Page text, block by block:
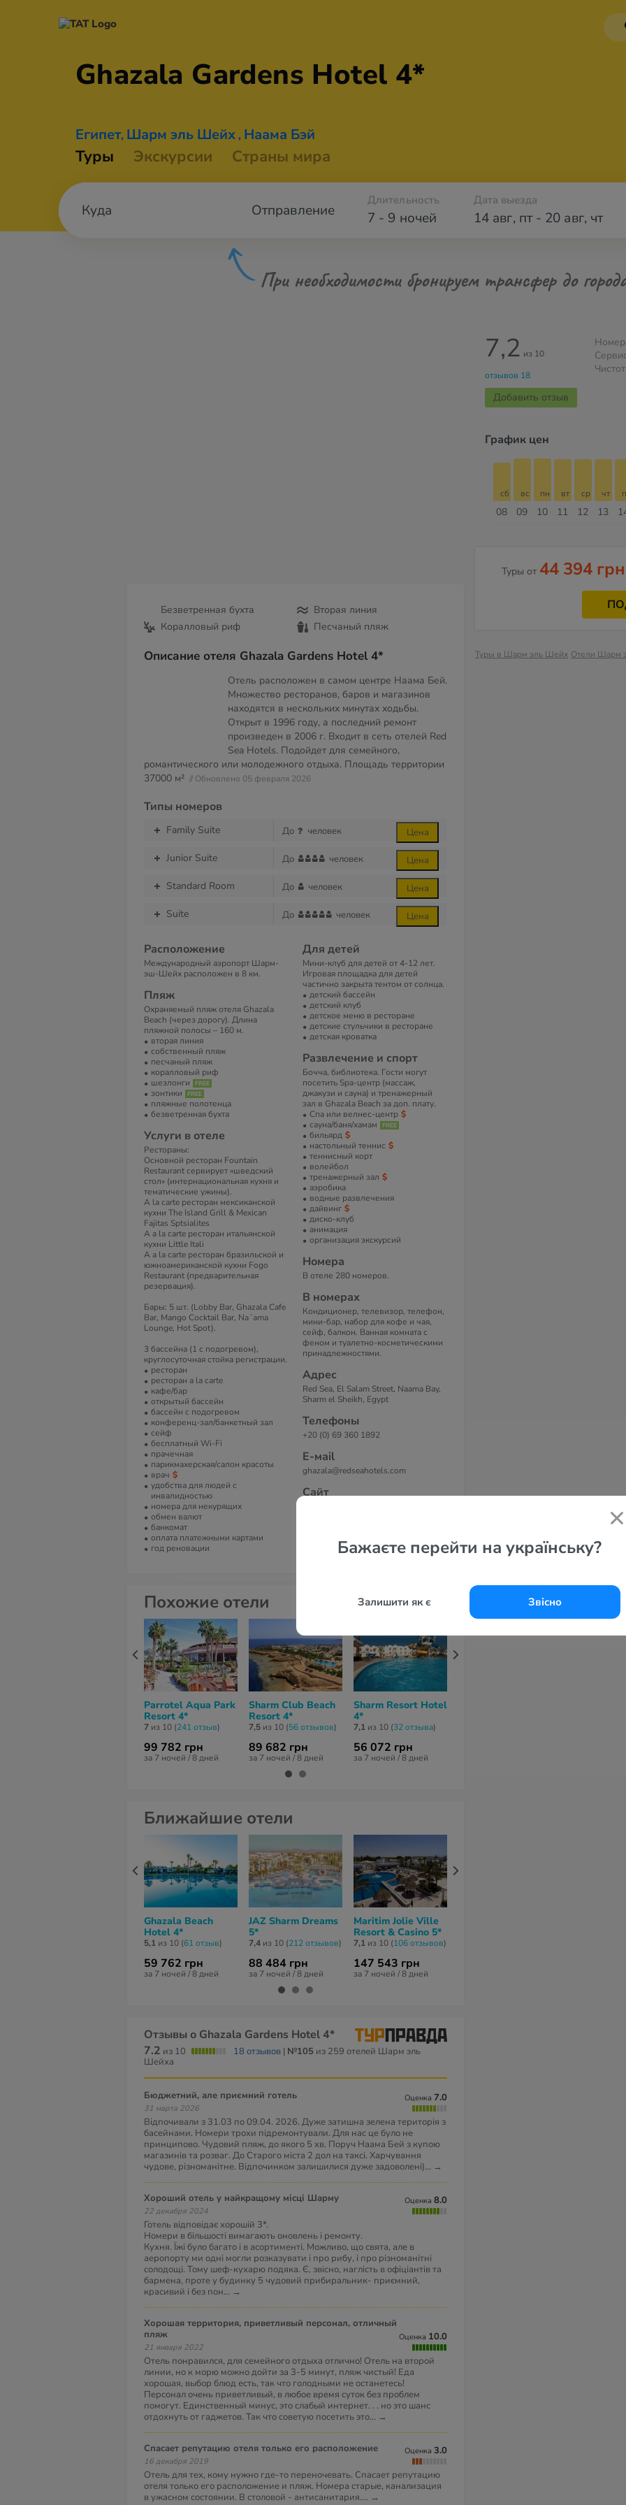
Бажаєте перейти на українську?
Залишити як є Звісно
Ghazala Gardens Hotel 4*
Египет, Шарм эль Шейх , Наама Бэй
Туры Экскурсии Страны мира
Отправление 7 - 9 ночей
Длительность Дата выезда
14 авг, пт- 20 авг, чт
При необходимости бронируем трансфер до
Безветренная бухта
Вторая линия
Коралловый риф
Песчаный пляж
Описание отеля Ghazala Gardens Hotel 4*
Отель расположен в самом центре Наама Бей.
Множество ресторанов, баров и магазинов
находятся в нескольких минутах ходьбы.
Открыт в 1996 году, а последний ремонт
произведен в 2006 г. Входит в сеть отелей Red
Sea Hotels. Подойдет для семейного,
романтического или молодежного отдыха. Площадь территории
37000 м² // Обновлено 05 февраля 2026
Типы номеров
Family Suite До человек Цена
Junior Suite До человек Цена
Standard Room До человек Цена
Suite До человек Цена
Расположение
Международный аэропорт Шарм-
эш-Шейх расположен в 8 км.
Пляж
Охраняемый пляж отеля Ghazala
Beach (через дорогу). Длина
пляжной полосы – 160 м.
вторая линия
собственный пляж
песчаный пляж
коралловый риф
шезлонги
зонтики
пляжные полотенца
безветренная бухта
Услуги в отеле
Рестораны:
Основной ресторан Fountain
Restaurant сервирует «шведский
стол» (интернациональная кухня и
тематические ужины).
A la carte ресторан мексиканской
кухни The Island Grill & Mexican
Fajitas Sptsialites
A a la carte ресторан итальянской
кухни Little Itali
A a la carte ресторан бразильской и
южноамериканской кухни Fogo
Restaurant (предварительная
резервация).
Бары: 5 шт. (Lobby Bar, Ghazala Cafe
Bar, Mango Cocktail Bar, Na´ama
Lounge, Hot Spot).
3 бассейна (1 с подогревом),
круглосуточная стойка регистрации.
ресторан
ресторан a la carte
кафе/бар
открытый бассейн
бассейн с подогревом
конференц-зал/банкетный зал
сейф
бесплатный Wi-Fi
прачечная
парикмахерская/салон красоты
врач
удобства для людей с
инвалидностью
номера для некурящих
обмен валют
банкомат
оплата платежными картами
год реновации
Для детей
Мини-клуб для детей от 4-12 лет.
Игровая площадка для детей
частично закрыта тентом от солнца.
детский бассейн
детский клуб
детское меню в ресторане
детские стульчики в ресторане
детская кроватка
Развлечение и спорт
Бочча, библиотека. Гости могут
посетить Spa-центр (массаж,
джакузи и сауна) и тренажерный
зал в Ghazala Beach за доп. плату.
Спа или велнес-центр
сауна/баня/хамам
бильярд
настольный теннис
теннисный корт
волейбол
тренажерный зал
аэробика
водные развлечения
дайвинг
диско-клуб
анимация
организация экскурсий
Номера
В отеле 280 номеров.
В номерах
Кондиционер, телевизор, телефон,
мини-бар, набор для кофе и чая,
сейф, балкон. Ванная комната с
феном и туалетно-косметическими
принадлежностями.
Адрес
Red Sea, El Salam Street, Naama Bay,
Sharm el Sheikh, Egypt
Телефоны
+20 (0) 69 360 1892
Е-маil
ghazala@redseahotels.com
Сайт
7,2 из 10
отзывов 18
Добавить отзыв
График цен
08
сб
09
вс
10
пн
11
вт
12
ср
13
чт
Туры от 44 394 грн
Туры в Шарм эль Шейх Отели Шарм
Похожие отели
Parrotel Aqua Park
Resort 4*
7 из 10 (241 отзыв)
99 782 грн
за 7 ночей / 8 дней
Sharm Club Beach
Resort 4*
7,5 из 10 (56 отзывов)
89 682 грн
за 7 ночей / 8 дней
Sharm Resort Hotel
4*
7,1 из 10 (32 отзывa)
56 072 грн
за 7 ночей / 8 дней
Ближайшие отели
Ghazala Beach
Hotel 4*
5,1 из 10 (61 отзыв)
59 762 грн
за 7 ночей / 8 дней
JAZ Sharm Dreams
5*
7,4 из 10 (212 отзывов)
88 484 грн
за 7 ночей / 8 дней
Maritim Jolie Ville
Resort & Casino 5*
7,1 из 10 (106 отзывов)
147 543 грн
за 7 ночей / 8 дней
Отзывы о Ghazala Gardens Hotel 4*
7.2 из 10 18 отзывов | №105 из 259 отелей Шарм эль
Шейха
Бюджетний, але приємний готель
31 марта 2026
Оценка
7.0
Відпочивали з 31.03 по 09.04. 2026. Дуже затишна зелена територія з
басейнами. Номери трохи підремонтували. Для нас це було не
принципово. Чудовий пляж, до якого 5 хв. Поруч Наама Бей з купою
магазинів та розваг. До Старого міста 2 дол на таксі. Харчування
чудове, різноманітне. Відпочинком залишилися дуже задоволені)... →
Хороший отель у найкращому місці Шарму
22 декабря 2024
Оценка
8.0
Готель відповідає хорошій 3*.
Номери в більшості вимагають оновлень і ремонту.
Кухня. Їжі було багато і в асортименті. Можливо, що свята, але в
аеропорту ми одні могли розказувати і про рибу, і про різноманітні
солодощі. Тому шеф-кухарю подяка. Є, звісно, наглість в офіціантів та
бармена, проте у будинку 5 чудовий прибиральник- приємний,
красивий і без пон... →
Хорошая территория, приветливый персонал, отличный
пляж
21 января 2022
Оценка
10.0
Отель понравился, для семейного отдыха отлично! Отель на второй
линии, но к морю можно дойти за 3-5 минут, пляж чистый! Еда
хорошая, выбор блюд есть, так что голодными не останетесь!
Персонал очень приветливый, в любое время суток без проблем
помогут. Единственный минус, это слабый интернет. . . но это шанс
отдохнуть от гаджетов. Так что советую посетить это... →
Спасает репутацию отеля только его расположение
16 декабря 2019
Оценка
3.0
Отель для тех, кому нужно где-то переночевать. Спасает репутацию
отеля только его расположение и пляж. Номера старые, канализация
в ужасном состоянии. В столовой - антисанитария.... →